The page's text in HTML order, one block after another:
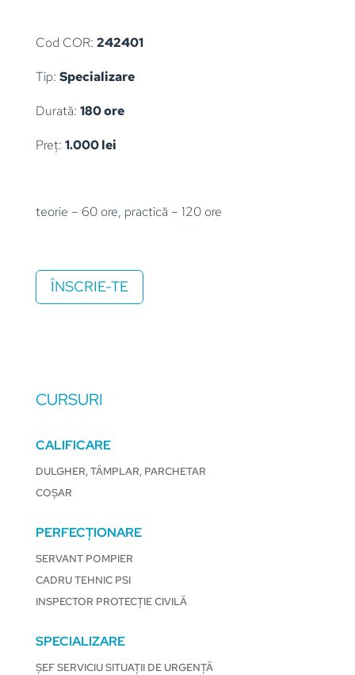
Cod COR: 242401
Tip: Specializare
Durată: 180 ore
Preț: 1.000 lei
teorie – 60 ore, practică – 120 ore
ÎNSCRIE-TE
CURSURI
CALIFICARE
DULGHER, TÂMPLAR, PARCHETAR
COȘAR
PERFECȚIONARE
SERVANT POMPIER
CADRU TEHNIC PSI
INSPECTOR PROTECȚIE CIVILĂ
SPECIALIZARE
ȘEF SERVICIU SITUAȚII DE URGENȚĂ